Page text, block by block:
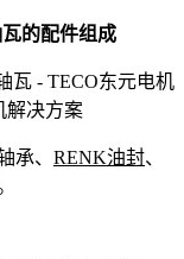
的配件组成
承、 RENK油封、